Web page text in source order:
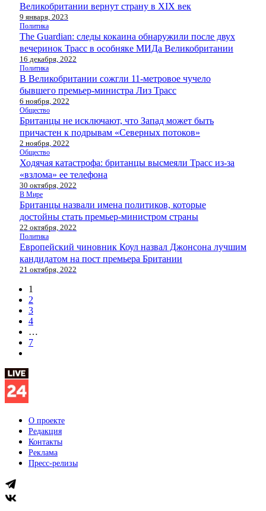
Великобритании вернут страну в XIX век
9 января, 2023
Политика
The Guardian: следы кокаина обнаружили после двух
вечеринок Трасс в особняке МИДа Великобритании
16 декабря, 2022
Политика
В Великобритании сожгли 11-метровое чучело
бывшего премьер-министра Лиз Трасс
6 ноября, 2022
Общество
Британцы не исключают, что Запад может быть
причастен к подрывам «Северных потоков»
2 ноября, 2022
Общество
Ходячая катастрофа: британцы высмеяли Трасс из-за
«взлома» ее телефона
30 октября, 2022
В Мире
Британцы назвали имена политиков, которые
достойны стать премьер-министром страны
22 октября, 2022
Политика
Европейский чиновник Коул назвал Джонсона лучшим
кандидатом на пост премьера Британии
21 октября, 2022
1
2
3
4
…
7
О проекте
Редакция
Контакты
Реклама
Пресс-релизы